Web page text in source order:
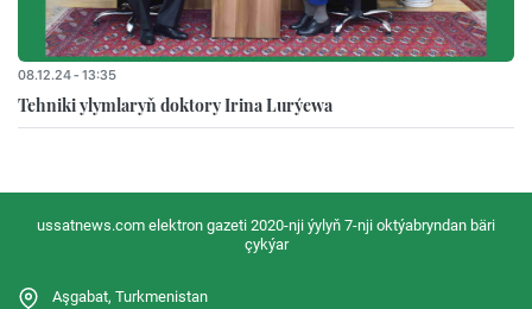
08.12.24 - 13:35
Tehniki ylymlaryň doktory Irina Lurýewa
ussatnews.com elektron gazeti 2020-nji ýylyň 7-nji oktýabryndan bäri
çykýar
Aşgabat, Turkmenistan